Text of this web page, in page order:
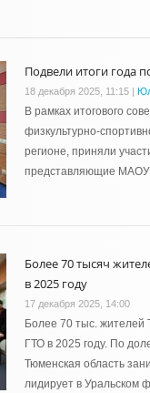
Подвели итоги года
18 декабря 2025, 11:15 |
В рамках итогового
физкультурно-
регионе, приняли
представляющие
Более 70 тысяч
в 2025 году
17 декабря 2025, 14:00
Более 70 тыс. жителей
ГТО в 2025 году. По
Тюменская область
лидирует в Уральском